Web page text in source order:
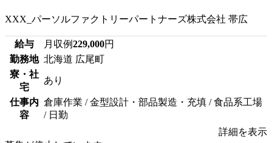
XXX_パーソルファクトリーパートナーズ株式会社 帯広
給与 月収例229,000円
勤務地 北海道 広尾町
寮・社
宅
あり
仕事内
容
倉庫作業 / 金型設計・部品製造・充填 / 食品系工場
/ 日勤
詳細を表示